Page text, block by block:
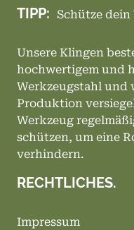
TIPP: Schütze dein
Unsere Klingen
hochwertigem und
Werkzeugstahl und
Produktion
Werkzeug
schützen, um eine
verhindern.
RECHTLICHES.
Impressum